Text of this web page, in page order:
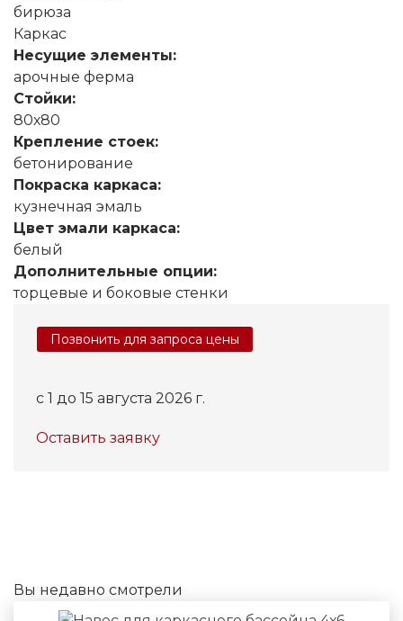
бирюза
Каркас
Несущие элементы:
арочные ферма
Стойки:
80х80
Крепление стоек:
бетонирование
Покраска каркаса:
кузнечная эмаль
Цвет эмали каркаса:
белый
Дополнительные опции:
торцевые и боковые стенки
Позвонить для запроса цены
c 1 до 15 августа 2026 г.
Оставить заявку
Вы недавно смотрели